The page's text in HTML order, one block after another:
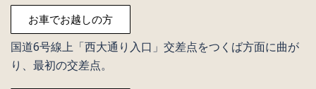
お車でお越しの方
国道6号線上「西大通り入口」交差点をつくば方面に曲が
り、最初の交差点。